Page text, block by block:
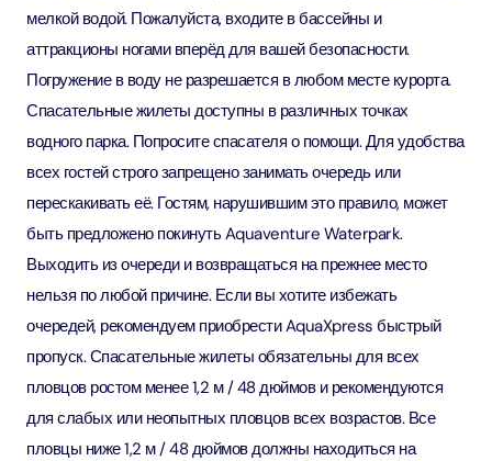
мелкой водой. Пожалуйста, входите в бассейны и
аттракционы ногами вперёд для вашей безопасности.
Погружение в воду не разрешается в любом месте курорта.
Спасательные жилеты доступны в различных точках
водного парка. Попросите спасателя о помощи. Для удобства
всех гостей строго запрещено занимать очередь или
перескакивать её. Гостям, нарушившим это правило, может
быть предложено покинуть Aquaventure Waterpark.
Выходить из очереди и возвращаться на прежнее место
нельзя по любой причине. Если вы хотите избежать
очередей, рекомендуем приобрести AquaXpress быстрый
пропуск. Спасательные жилеты обязательны для всех
пловцов ростом менее 1,2 м / 48 дюймов и рекомендуются
для слабых или неопытных пловцов всех возрастов. Все
пловцы ниже 1,2 м / 48 дюймов должны находиться на